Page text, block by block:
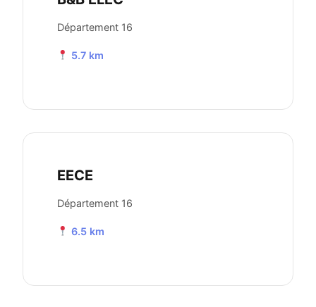
Département 16
5.7 km
EECE
Département 16
6.5 km